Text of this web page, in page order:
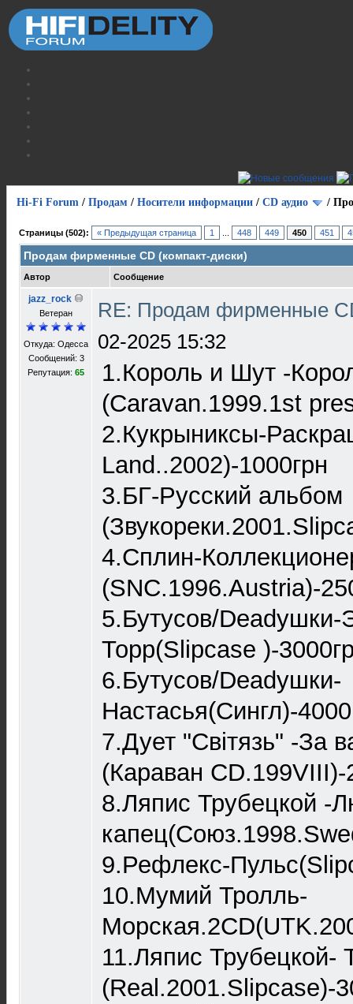
Hi-Fi Forum / Продам / Носители информации / СD аудио /
Страницы (502): « Предыдущая страница 1 448 449 450 451
Продам фирменные CD (компакт-диски)
Автор Сообщение
jazz_rock
Ветеран
Откуда: Одесса
Сообщений: 3
Репутация: 65
RE: Продам фирменные
02-2025 15:32
1.Король и Шут -
(Caravan.1999.1st
2.Кукрыниксы-
Land..2002)-1000грн
3.БГ-Русский альбом
4.Сплин-
(SNC.1996.Austria)-
5.Бутусов/Deadушки-
Торр(Slipcase )-
6.Бутусов/Deadушки-
Настасья(Сингл)-
7.Дует "Світязь" -За
(Караван CD.199VIII)-
8.Ляпис Трубецкой -
9.Рефлекс-
10.Мумий Тролль-
11.Ляпис Трубецкой-
(Real.2001.Slipcase)-